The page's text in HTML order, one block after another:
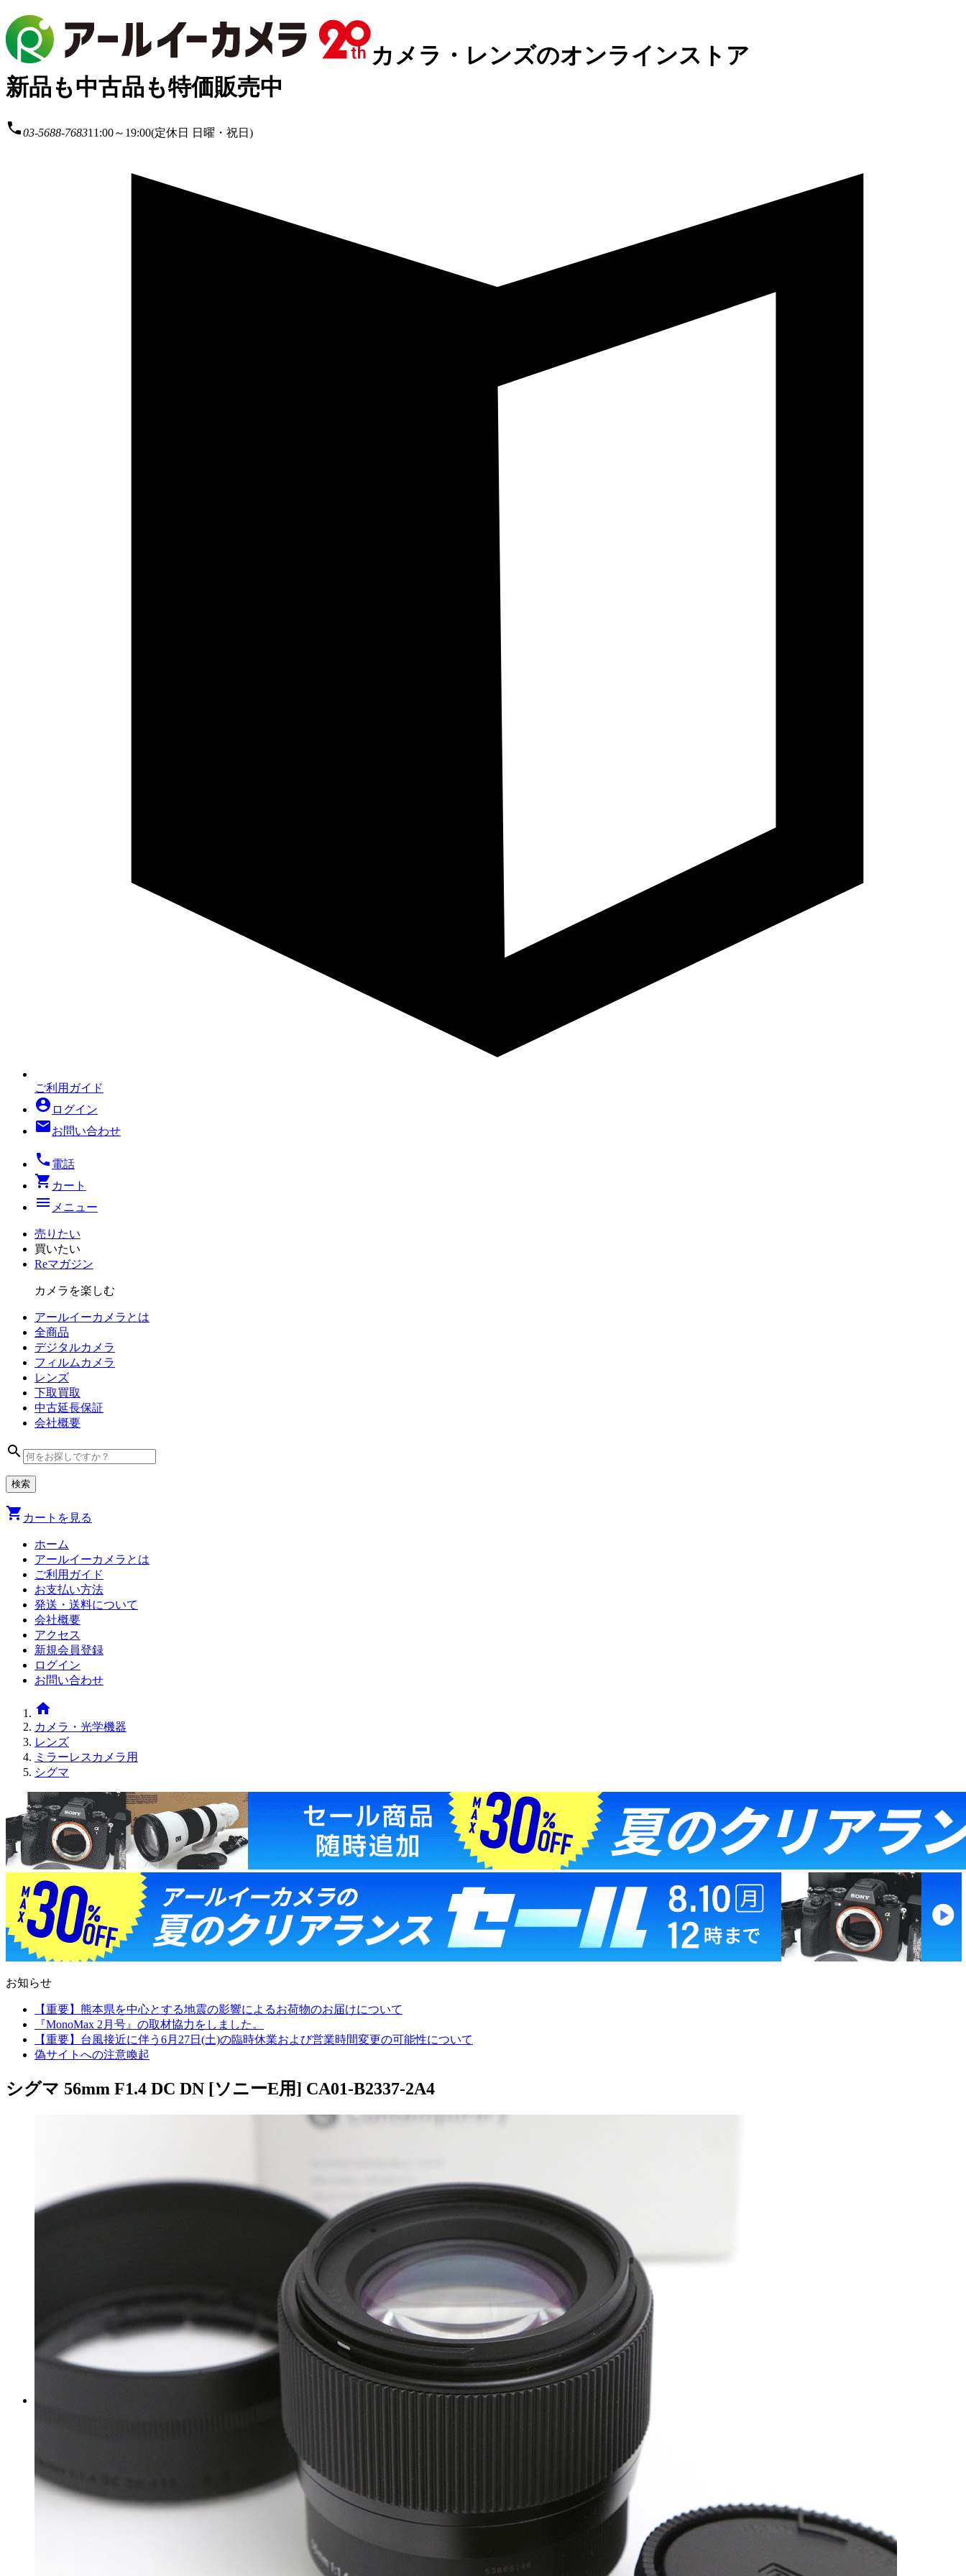
カメラ・レンズのオンラインストア
新品も中古品も特価販売中
local_phone03-5688-768311:00～19:00(定休日 日曜・祝日)
ご利用ガイド
account_circle ログイン
mailお問い合わせ
local_phone 電話
shopping_cart カート
menu メニュー
売りたい
買いたい
Reマガジン
カメラを楽しむ
アールイーカメラとは
全商品
デジタルカメラ
フィルム カメラ
レンズ
下取買取
中古延長保証
会社概要
search
shopping_cart カートを見る
ホーム
アールイーカメラとは
ご利用ガイド
お支払い方法
発送・送料について
会社概要
アクセス
新規会員登録
ログイン
お問い合わせ
home
カメラ・光学機器
レンズ
ミラーレスカメラ用
シグマ
お知らせ
【重要】熊本県を中心とする地震の影響によるお荷物のお届けについて
『MonoMax 2月号』の取材協力をしました。
【重要】台風接近に伴う6月27日(土)の臨時休業および営業時間変更の可能性について
偽サイトへの注意喚起
シグマ 56mm F1.4 DC DN [ソニーE用] CA01-B2337-2A4